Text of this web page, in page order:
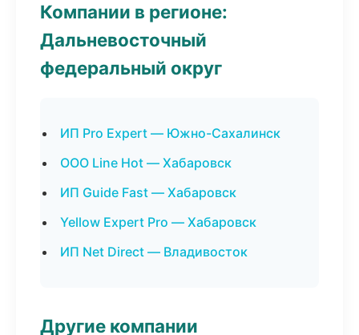
Компании в регионе:
Дальневосточный
федеральный округ
ИП Pro Expert — Южно-Сахалинск
ООО Line Hot — Хабаровск
ИП Guide Fast — Хабаровск
Yellow Expert Pro — Хабаровск
ИП Net Direct — Владивосток
Другие компании